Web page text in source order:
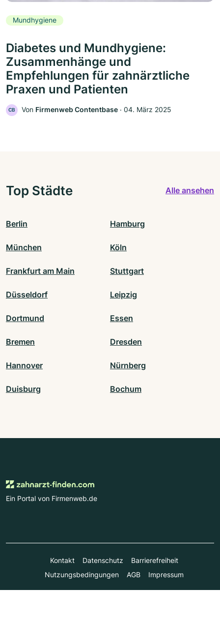
Mundhygiene
Diabetes und Mundhygiene:
Zusammenhänge und
Empfehlungen für zahnärztliche
Praxen und Patienten
CB Von Firmenweb Contentbase ‧ 04. März 2025
Top Städte Alle ansehen
Berlin Hamburg
München Köln
Frankfurt am Main Stuttgart
Düsseldorf Leipzig
Dortmund Essen
Bremen Dresden
Hannover Nürnberg
Duisburg Bochum
Ein Portal von Firmenweb.de
Kontakt Datenschutz
Barrierefreiheit
Nutzungsbedingungen
AGB Impressum